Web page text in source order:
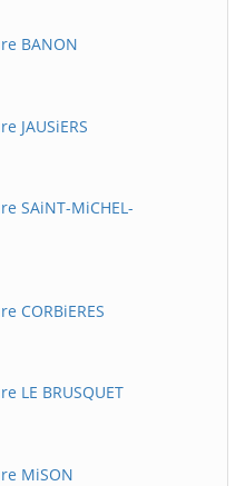
BANON
JAUSiERS
SAiNT-MiCHEL-
CORBiERES
LE BRUSQUET
MiSON